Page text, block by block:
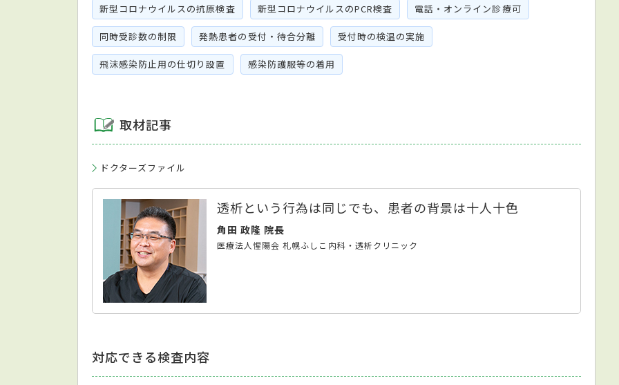
新型コロナウイルスの抗原検査 新型コロナウイルスのPCR検査 電話・オンライン診療可
同時受診数の制限 発熱患者の受付・待合分離 受付時の検温の実施
飛沫感染防止用の仕切り設置 感染防護服等の着用
取材記事
ドクターズファイル
透析という行為は同じでも、患者の背景は十人十色
角田 政隆 院長
医療法人惺陽会 札幌ふしこ内科・透析クリニック
対応できる検査内容